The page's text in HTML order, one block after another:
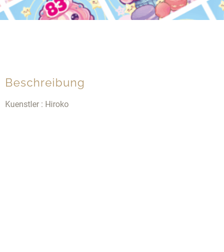
Beschreibung
Kuenstler : Hiroko